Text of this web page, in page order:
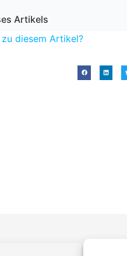
Artikels
diesem Artikel?